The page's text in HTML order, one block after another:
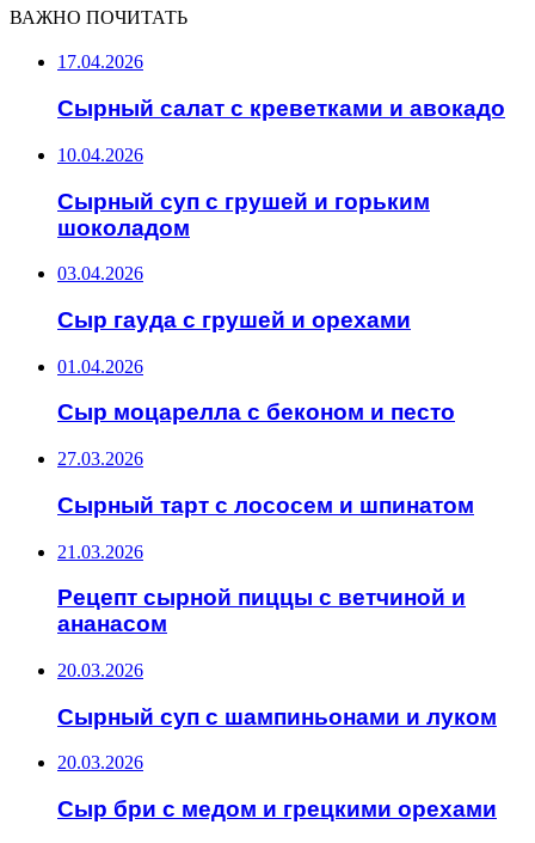
ВАЖНО ПОЧИТАТЬ
17.04.2026
Сырный салат с креветками и авокадо
10.04.2026
Сырный суп с грушей и горьким
шоколадом
03.04.2026
Сыр гауда с грушей и орехами
01.04.2026
Сыр моцарелла с беконом и песто
27.03.2026
Сырный тарт с лососем и шпинатом
21.03.2026
Рецепт сырной пиццы с ветчиной и
ананасом
20.03.2026
Сырный суп с шампиньонами и луком
20.03.2026
Сыр бри с медом и грецкими орехами